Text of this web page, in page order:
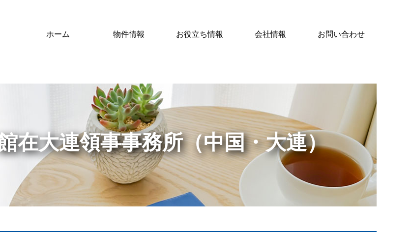
ホーム 物件情報 お役立ち情報 会社情報 お問い合わせ
在大連領事事務所（中国・大連）